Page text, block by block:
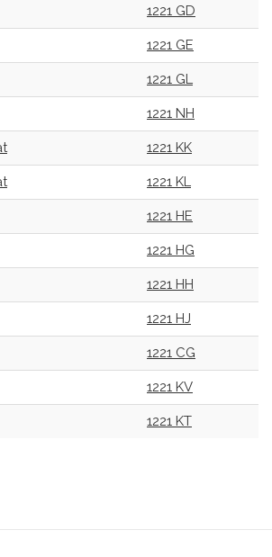
1221 GD
1221 GE
1221 GL
1221 NH
1221 KK
1221 KL
1221 HE
1221 HG
1221 HH
1221 HJ
1221 CG
1221 KV
1221 KT